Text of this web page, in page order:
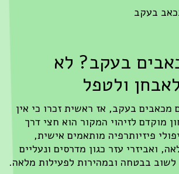
בעקב
בעקב? לא
ולטפל
בעקב, אז ראשית זכרו כי אין
לזיהוי המקור הוא חצי דרך
פיזיותרפיה מותאמים אישית,
עזר כגון מדרסים ונעליים
בבטחה ובמהירות לפעילות מלאה.